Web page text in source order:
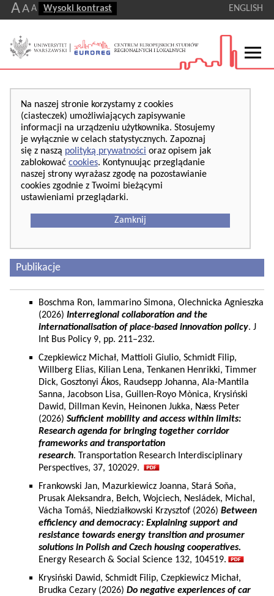
AA A Wysoki kontrast ENGLISH
Na naszej stronie korzystamy z cookies
(ciasteczek) umożliwiających zapisywanie
informacji na urządzeniu użytkownika. Stosujemy
je wyłącznie w celach statystycznych. Zapoznaj
się z naszą polityką prywatności oraz opisem jak
zablokować cookies. Kontynuując przeglądanie
naszej strony wyrażasz zgodę na pozostawianie
cookies zgodnie z Twoimi bieżącymi
ustawieniami przeglądarki.
Zamknij
Publikacje
Boschma Ron, Iammarino Simona, Olechnicka Agnieszka
(2026) Interregional collaboration and the
internationalisation of place-based innovation policy. J
Int Bus Policy 9, pp. 211–232.
Czepkiewicz Michał, Mattioli Giulio, Schmidt Filip,
Willberg Elias, Kilian Lena, Tenkanen Henrikki, Timmer
Dick, Gosztonyi Ákos, Raudsepp Johanna, Ala-Mantila
Sanna, Jacobson Lisa, Guillen-Royo Mònica, Krysiński
Dawid, Dillman Kevin, Heinonen Jukka, Næss Peter
(2026) Sufficient mobility and access within limits:
Research agenda for bringing together corridor
frameworks and transportation
research. Transportation Research Interdisciplinary
Perspectives, 37, 102029.
Frankowski Jan, Mazurkiewicz Joanna, Stará Soňa,
Prusak Aleksandra, Bełch, Wojciech, Nesládek, Michal,
Vácha Tomáš, Niedziałkowski Krzysztof (2026) Between
efficiency and democracy: Explaining support and
resistance towards energy transition and prosumer
solutions in Polish and Czech housing cooperatives.
Energy Research & Social Science 132, 104519.
Krysiński Dawid, Schmidt Filip, Czepkiewicz Michał,
Brudka Cezary (2026) Do negative experiences of car